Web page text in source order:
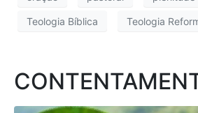
Teologia Bíblica Teologia